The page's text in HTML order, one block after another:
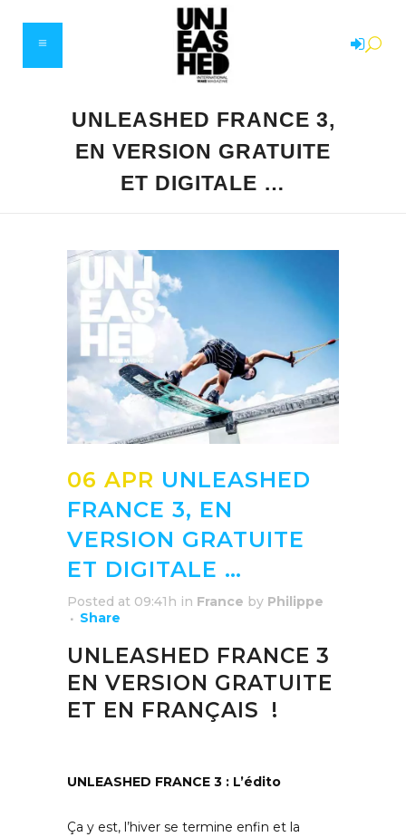
UNLEASHED FRANCE 3,
EN VERSION GRATUITE
ET DIGITALE …
06 APR UNLEASHED
FRANCE 3, EN
VERSION GRATUITE
ET DIGITALE …
Posted at 09:41h in France by Philippe
Share
UNLEASHED FRANCE 3
EN VERSION GRATUITE
ET EN FRANÇAIS !
UNLEASHED FRANCE 3 : L’édito
Ça y est, l’hiver se termine enfin et la